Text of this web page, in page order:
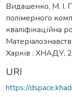
Видашенко, М. І.
полімерного
кваліфікаційна
Харків : ХНАДУ,
URI
https://